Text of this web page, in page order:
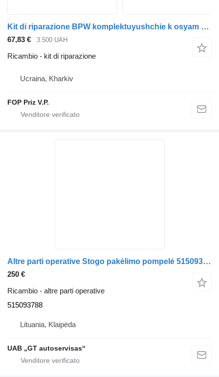
Kit di riparazione BPW komplektuyushchie k osyam per semirimorchio Krone
67,83 € 3.500 UAH
Ricambio - kit di riparazione
Ucraina, Kharkiv
FOP Priz V.P.
Altre parti operative Stogo pakėlimo pompelė 515093788 per semirimorchio Krone
250 €
Ricambio - altre parti operative
515093788
Lituania, Klaipėda
UAB „GT autoservisas“